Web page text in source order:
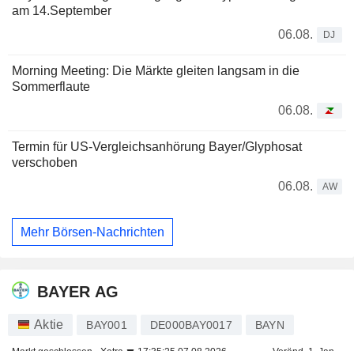
am 14.September
06.08.
DJ
Morning Meeting: Die Märkte gleiten langsam in die
Sommerflaute
06.08.
Termin für US-Vergleichsanhörung Bayer/Glyphosat
verschoben
06.08.
AW
Mehr Börsen-Nachrichten
BAYER AG
Aktie BAY001 DE000BAY0017 BAYN